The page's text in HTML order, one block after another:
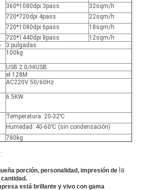
360*1080dpi 3pass
32sqm/h
720*720dpi 4pass
22sqm/h
720*1080dpi 6pass
18sqm/h
720*1440dpi 8pass
12sqm/h
3 pulgadas
100kg
USB 2.0/HIUSB
el 128M
AC220V 50/60Hz
6.5KW
Temperatura: 20-32℃
Humedad: 40-60℃ (sin condensación)
780kg
:
porción, personalidad, impresión dela
está brillante y vivo con gama